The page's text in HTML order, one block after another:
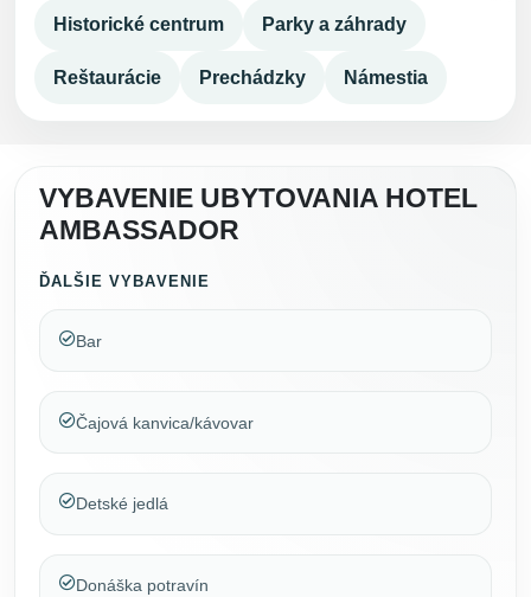
Historické centrum Parky a záhrady
Reštaurácie Prechádzky Námestia
VYBAVENIE UBYTOVANIA HOTEL
AMBASSADOR
ĎALŠIE VYBAVENIE
Bar
Čajová kanvica/kávovar
Detské jedlá
Donáška potravín